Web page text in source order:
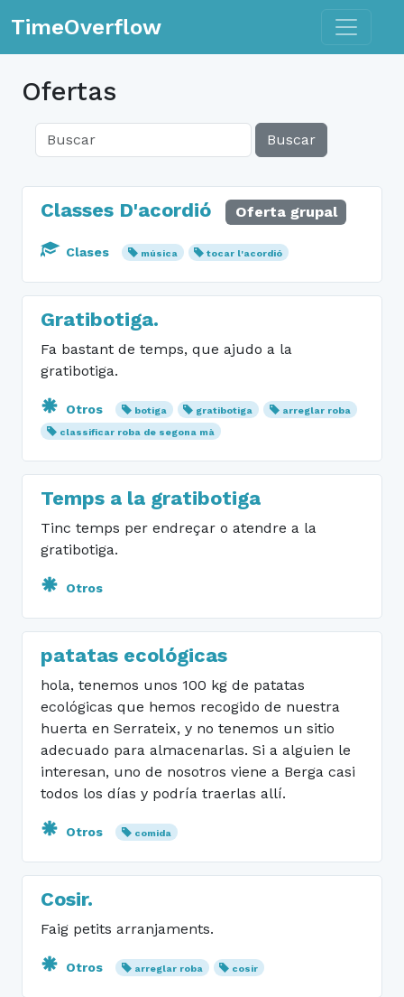
TimeOverflow Toggle
Ofertas
Buscar
Classes D'acordió Oferta grupal
Clases música tocar l'acordió
Gratibotiga.
Fa bastant de temps, que ajudo a la
gratibotiga.
Otros botiga gratibotiga
arreglar roba
classificar roba de segona mà
Temps a la gratibotiga
Tinc temps per endreçar o atendre a la
gratibotiga.
Otros
patatas ecológicas
hola, tenemos unos 100 kg de patatas
ecológicas que hemos recogido de nuestra
huerta en Serrateix, y no tenemos un sitio
adecuado para almacenarlas. Si a alguien le
interesan, uno de nosotros viene a Berga casi
todos los días y podría traerlas allí.
Otros comida
Cosir.
Faig petits arranjaments.
Otros arreglar roba cosir